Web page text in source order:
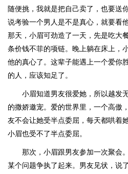
随便挑，我就是把自己卖了，也要送
说考验一个男人是不是真心，就要看
那天，小眉可劲造了一天，先是吃大
条价钱不菲的项链。晚上躺在床上，
他的真心了。这辈子能遇上一个爱你
的人，应该知足了。
小眉知道男友很爱她，所以越发
的撒娇邀宠。爱的世界里，一个高傲
友不会让她受半点委屈，每天都哄着
小眉也受不了半点委屈。
那次，小眉跟男友参加一次聚会
某个问题争执了起来。男友见状，说